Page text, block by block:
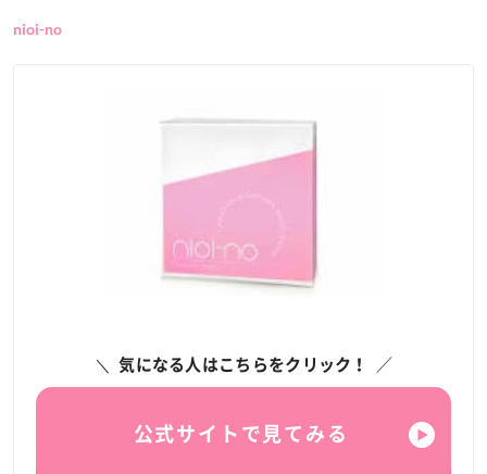
nioi-no
気になる人はこちらをクリック！
公式サイトで見てみる